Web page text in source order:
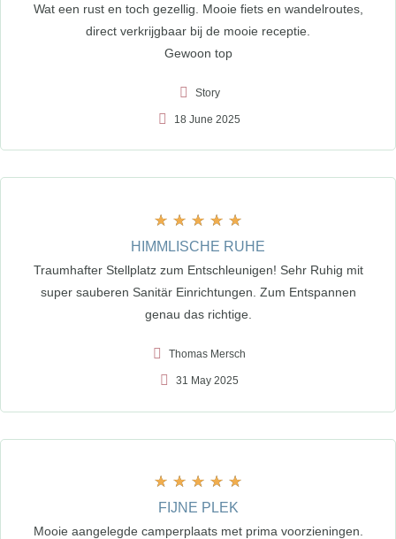
Wat een rust en toch gezellig. Mooie fiets en wandelroutes,
direct verkrijgbaar bij de mooie receptie.
Gewoon top
Story
18 June 2025
★ ★ ★ ★ ★
HIMMLISCHE RUHE
Traumhafter Stellplatz zum Entschleunigen! Sehr Ruhig mit
super sauberen Sanitär Einrichtungen. Zum Entspannen
genau das richtige.
Thomas Mersch
31 May 2025
★ ★ ★ ★ ★
FIJNE PLEK
Mooie aangelegde camperplaats met prima voorzieningen.